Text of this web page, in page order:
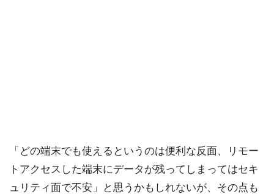
「どの端末でも使えるというのは便利な反面、リモー
トアクセスした端末にデータが残ってしまってはセキ
ュリティ面で不安」と思うかもしれないが、その点も